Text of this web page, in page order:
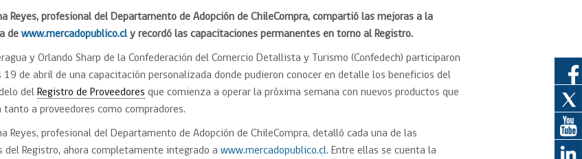
competencias
Ayuda
estratégicas
Bases Tipo de Licitación
Trato directo
Subasta inversa
Compra Pública de
Convenio Marco
Subasta inversa
Requisitos para obtener el
Sello Empresa Mujer
Reyes, profesional del Departamento de Adopción de ChileCompra, compartió las mejoras a la
dewww.mercadopublico.cly recordó las capacitaciones permanentes en torno al Registro.
y Orlando Sharp de la Confederación del Comercio Detallista y Turismo (Confedech) participaron
19 de abril de una capacitación personalizada donde pudieron conocer en detalle los beneficios del
del Registro de Proveedores que comienza a operar la próxima semana con nuevos productos que
tanto a proveedores como compradores.
Reyes, profesional del Departamento de Adopción de ChileCompra, detalló cada una de las
del Registro, ahora completamente integrado awww.mercadopublico.cl. Entre ellas se cuenta la